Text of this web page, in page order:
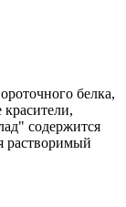
белка,
содержится
растворимый